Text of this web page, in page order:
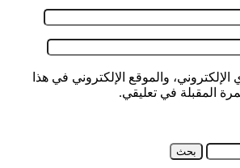
والموقع الإلكتروني في هذا
المقبلة في تعليقي.